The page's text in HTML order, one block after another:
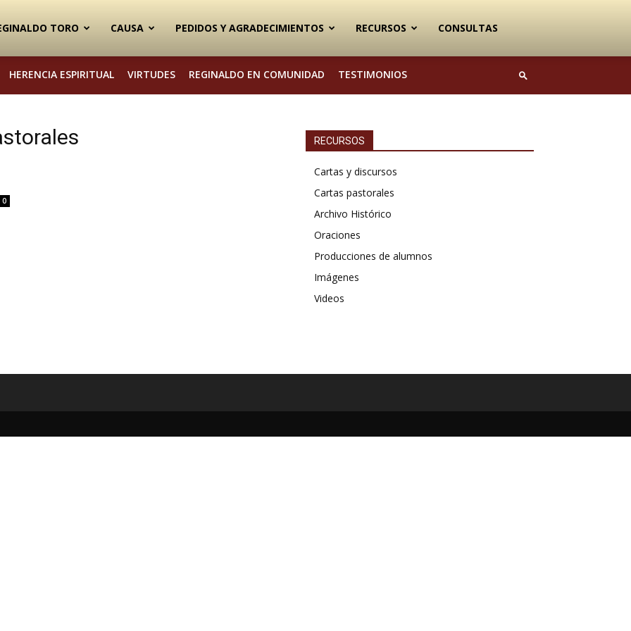
TORO CAUSA PEDIDOS Y AGRADECIMIENTOS RECURSOS CONSULTAS
HERENCIA ESPIRITUAL VIRTUDES REGINALDO EN COMUNIDAD TESTIMONIOS
0
RECURSOS
Cartas y discursos
Cartas pastorales
Archivo Histórico
Oraciones
Producciones de alumnos
Imágenes
Videos